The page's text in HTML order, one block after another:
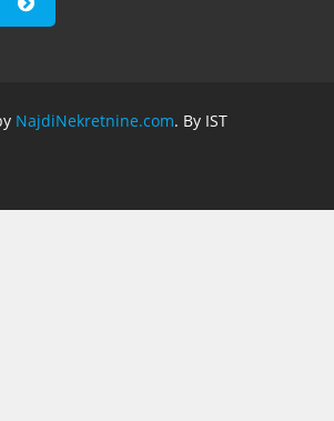
NajdiNekretnine.com. By IST